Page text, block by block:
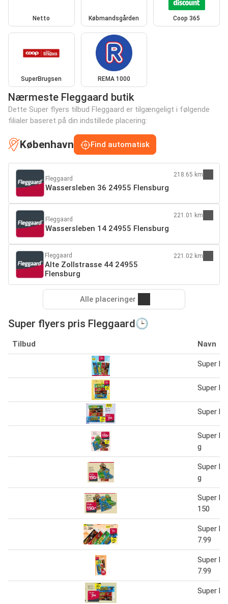
Netto Købmandsgården Coop 365
SuperBrugsen REMA 1000
Nærmeste Fleggaard butik
Dette Super flyers tilbud Fleggaard er tilgængeligt i følgende
filialer baseret på din indstillede placering:
København Find automatisk
Fleggaard
Wassersleben 36 24955 Flensburg
218.65 km
Fleggaard
Wassersleben 14 24955 Flensburg
221.01 km
Fleggaard
Alte Zollstrasse 44 24955
Flensburg
221.02 km
Alle placeringer
Super flyers pris Fleggaard🕒
Tilbud Navn
Super
Super
Super
Super
g
Super
g
Super
150
Super
7.99
Super
7.99
Super